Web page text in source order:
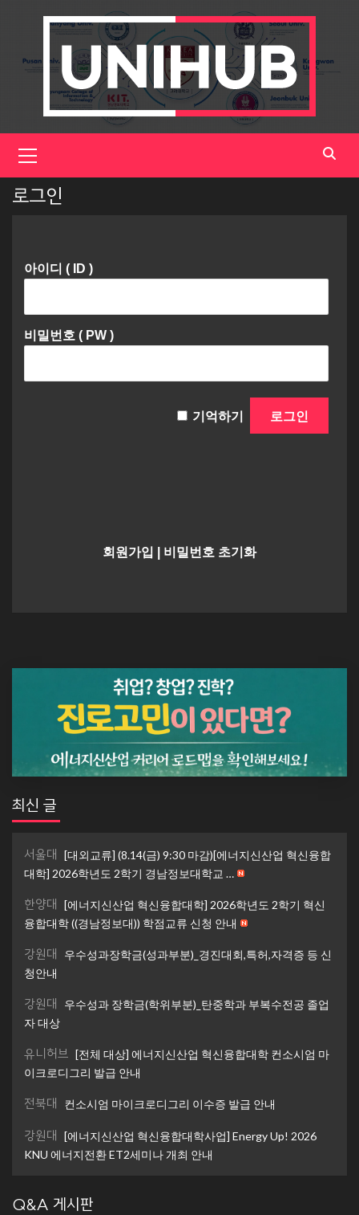
Menu
로그인
아이디 ( ID )
비밀번호 ( PW )
기억하기
회원가입 비밀번호 초기화
최신 글
서울대 [대외교류] (8.14(금) 9:30 마감)[에너지신산업 혁신융합
대학] 2026학년도 2학기 경남정보대학교 …
한양대 [에너지신산업 혁신융합대학] 2026학년도 2학기 혁신
융합대학 ((경남정보대)) 학점교류 신청 안내
강원대
우수성과장학금(성과부분)_경진대회,특허,자격증 등 신
청안내
강원대
우수성과 장학금(학위부분)_탄중학과 부복수전공 졸업
자 대상
유니허브 [전체 대상] 에너지신산업 혁신융합대학 컨소시엄 마
이크로디그리 발급 안내
전북대 컨소시엄 마이크로디그리 이수증 발급 안내
강원대 [에너지신산업 혁신융합대학사업] Energy Up! 2026
KNU 에너지전환 ET2세미나 개최 안내
Q&A 게시판